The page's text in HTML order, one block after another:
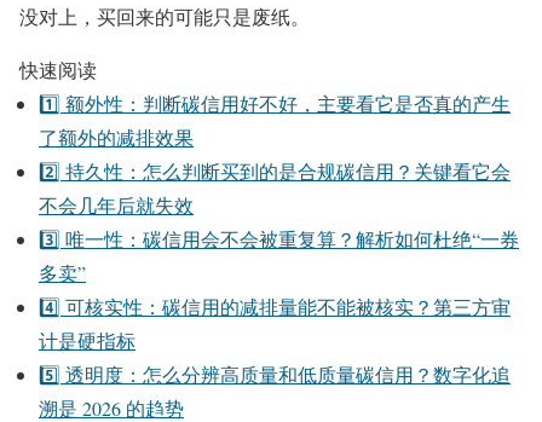
没对上，买回来的可能只是废纸。
快速阅读
1️⃣ 额外性：判断碳信用好不好，主要看它是否真的产生
了额外的减排效果
2️⃣ 持久性：怎么判断买到的是合规碳信用？关键看它会
不会几年后就失效
3️⃣ 唯一性：碳信用会不会被重复算？解析如何杜绝“一券
多卖”
4️⃣ 可核实性：碳信用的减排量能不能被核实？第三方审
计是硬指标
5️⃣ 透明度：怎么分辨高质量和低质量碳信用？数字化追
溯是 2026 的趋势